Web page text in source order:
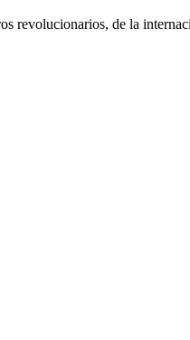
revolucionarios, de la